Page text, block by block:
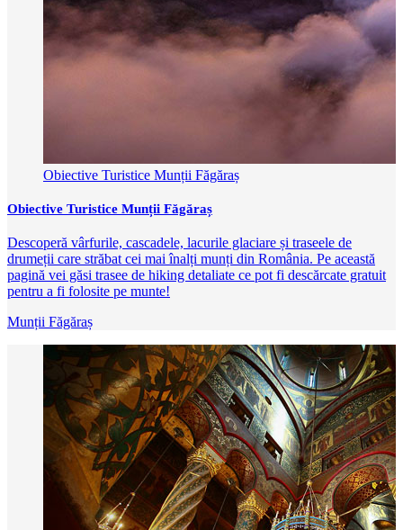
Obiective Turistice Munții Făgăraș
Obiective Turistice Munții Făgăraș
Descoperă vârfurile, cascadele, lacurile glaciare și traseele de
drumeții care străbat cei mai înalți munți din România. Pe această
pagină vei găsi trasee de hiking detaliate ce pot fi descărcate gratuit
pentru a fi folosite pe munte!
Munții Făgăraș